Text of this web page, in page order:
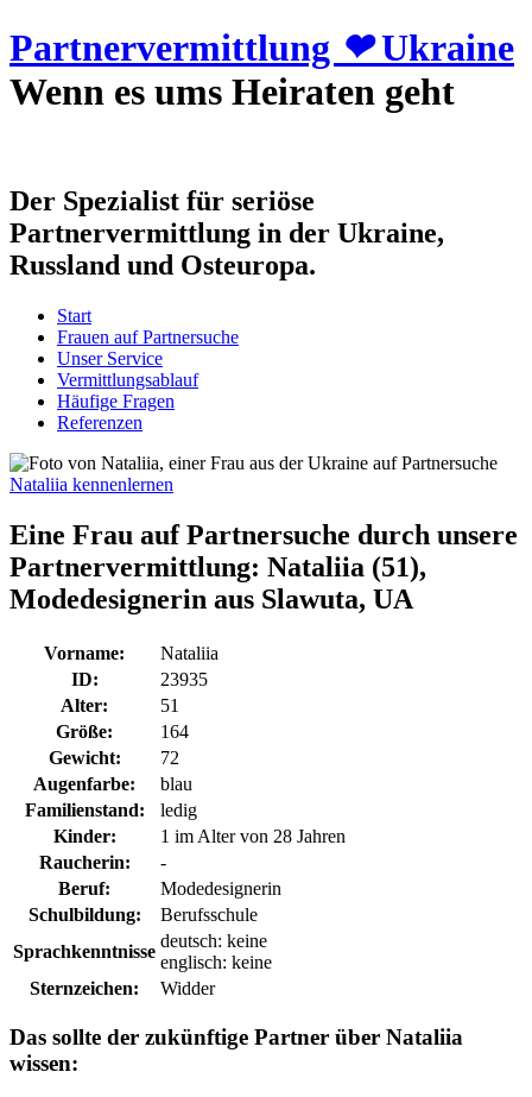
Partnervermittlung ❤Ukraine
Wenn es ums Heiraten geht
Der Spezialist für seriöse
Partnervermittlung in der Ukraine,
Russland und Osteuropa.
Start
Frauen auf Partnersuche
Unser Service
Vermittlungsablauf
Häufige Fragen
Referenzen
Nataliia kennenlernen
Eine Frau auf Partnersuche durch unsere
Partnervermittlung: Nataliia (51),
Modedesignerin aus Slawuta, UA
Vorname:
Nataliia
ID:
23935
Alter:
51
Größe:
164
Gewicht:
72
Augenfarbe:
blau
Familienstand:
ledig
Kinder:
1 im Alter von 28 Jahren
Raucherin:
-
Beruf:
Modedesignerin
Schulbildung:
Berufsschule
Sprachkenntnisse
deutsch: keine
englisch: keine
Sternzeichen:
Widder
Das sollte der zukünftige Partner über Nataliia
wissen: